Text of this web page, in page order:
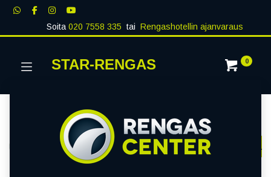
Soita020 7558 335 tai Rengashotellin ajanvaraus
STAR-RENGAS 0
Näytä kaikki
RENKAAT PAKETTIAUTO MUUT